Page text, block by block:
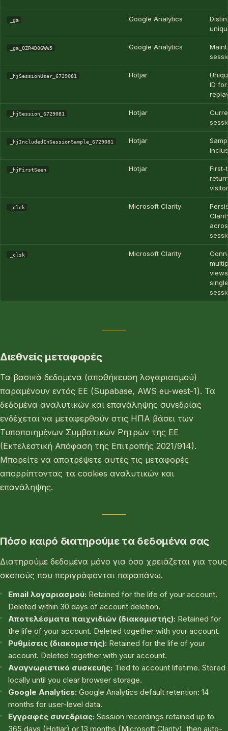
_ga Google Analytics
_ga_QZR4D0GWW5 Google Analytics
_hjSessionUser_6729081 Hotjar
ID
_hjSession_6729081 Hotjar
_hjIncludedInSessionSample_6729081 Hotjar
_hjFirstSeen Hotjar
First-
_clck Microsoft Clarity
_clsk Microsoft Clarity
Διεθνείς μεταφορές
Τα βασικά δεδομένα (αποθήκευση λογαριασμού)
παραμένουν εντός ΕΕ (Supabase, AWS eu-west-1). Τα
δεδομένα αναλυτικών και επανάληψης συνεδρίας
ενδέχεται να μεταφερθούν στις ΗΠΑ βάσει των
Τυποποιημένων Συμβατικών Ρητρών της ΕΕ
(Εκτελεστική Απόφαση της Επιτροπής 2021/914).
Μπορείτε να αποτρέψετε αυτές τις μεταφορές
απορρίπτοντας τα cookies αναλυτικών και
επανάληψης.
Πόσο καιρό διατηρούμε τα δεδομένα σας
Διατηρούμε δεδομένα μόνο για όσο χρειάζεται για τους
σκοπούς που περιγράφονται παραπάνω.
Email λογαριασμού: Retained for the life of your account.
Deleted within 30 days of account deletion.
Αποτελέσματα παιχνιδιών (διακομιστής): Retained for
the life of your account. Deleted together with your account.
Ρυθμίσεις (διακομιστής): Retained for the life of your
account. Deleted together with your account.
Αναγνωριστικό συσκευής: Tied to account lifetime. Stored
locally until you clear browser storage.
Google Analytics: Google Analytics default retention: 14
months for user-level data.
Εγγραφές συνεδρίας: Session recordings retained up to
365 days (Hotjar) or 13 months (Microsoft Clarity), then auto-